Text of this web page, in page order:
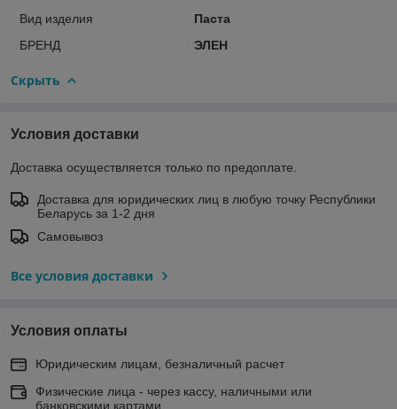
Вид изделия
Паста
БРЕНД
ЭЛЕН
Скрыть
Условия доставки
Доставка осуществляется только по предоплате.
Доставка для юридических лиц в любую точку Республики
Беларусь за 1-2 дня
Самовывоз
Все условия доставки
Условия оплаты
Юридическим лицам, безналичный расчет
Физические лица - через кассу, наличными или
банковскими картами